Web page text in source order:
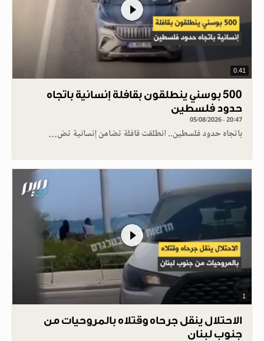
0.41
500 بوسني ينطلقون بقافلة إنسانية باتجاه
حدود فلسطين
05/08/2026 - 20:47
باتجاه حدود فلسطين.. انطلقت قافلة تضامن إنسانية تض…
1
الاحتلال ينقل جرحاه وقتلاه بالمروحيات من
جنوب لبنان